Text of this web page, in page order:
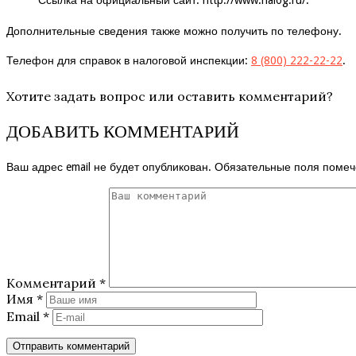
Дополнительные сведения также можно получить по телефону.
Телефон для справок в налоговой инспекции: 8 (800) 222-22-22.
Хотите задать вопрос или оставить комментарий?
ДОБАВИТЬ КОММЕНТАРИЙ
Ваш адрес email не будет опубликован. Обязательные поля
Комментарий *
Имя *
Email *